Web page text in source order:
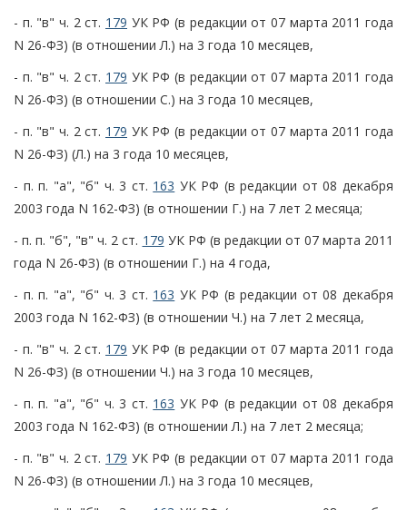
- п. "в" ч. 2 ст. 179 УК РФ (в редакции от 07 марта 2011 года
N 26-ФЗ) (в отношении Л.) на 3 года 10 месяцев,
- п. "в" ч. 2 ст. 179 УК РФ (в редакции от 07 марта 2011 года
N 26-ФЗ) (в отношении С.) на 3 года 10 месяцев,
- п. "в" ч. 2 ст. 179 УК РФ (в редакции от 07 марта 2011 года
N 26-ФЗ) (Л.) на 3 года 10 месяцев,
- п. п. "а", "б" ч. 3 ст. 163 УК РФ (в редакции от 08 декабря
2003 года N 162-ФЗ) (в отношении Г.) на 7 лет 2 месяца;
- п. п. "б", "в" ч. 2 ст. 179 УК РФ (в редакции от 07 марта 2011
года N 26-ФЗ) (в отношении Г.) на 4 года,
- п. п. "а", "б" ч. 3 ст. 163 УК РФ (в редакции от 08 декабря
2003 года N 162-ФЗ) (в отношении Ч.) на 7 лет 2 месяца,
- п. "в" ч. 2 ст. 179 УК РФ (в редакции от 07 марта 2011 года
N 26-ФЗ) (в отношении Ч.) на 3 года 10 месяцев,
- п. п. "а", "б" ч. 3 ст. 163 УК РФ (в редакции от 08 декабря
2003 года N 162-ФЗ) (в отношении Л.) на 7 лет 2 месяца;
- п. "в" ч. 2 ст. 179 УК РФ (в редакции от 07 марта 2011 года
N 26-ФЗ) (в отношении Л.) на 3 года 10 месяцев,